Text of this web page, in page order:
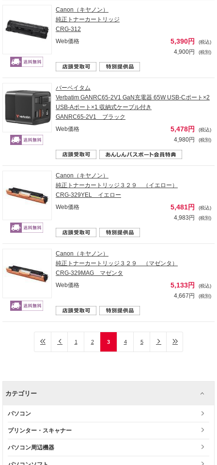
Canon（キヤノン）
純正トナーカートリッジ
CRG-312
Web価格
5,390円 (税込)
4,900円 (税別)
バーベイタム
Verbatim GANRC65-2V1 GaN充電器 65W USB-Cポート×2
USB-Aポート×1 収納式ケーブル付き
GANRC65-2V1 ブラック
Web価格
5,478円 (税込)
4,980円 (税別)
Canon（キヤノン）
純正トナーカートリッジ３２９ （イエロー）
CRG-329YEL イエロー
Web価格
5,481円 (税込)
4,983円 (税別)
Canon（キヤノン）
純正トナーカートリッジ３２９ （マゼンタ）
CRG-329MAG マゼンタ
Web価格
5,133円 (税込)
4,667円 (税別)
1 2 3 4 5
カテゴリー
パソコン
プリンター・スキャナー
パソコン周辺機器